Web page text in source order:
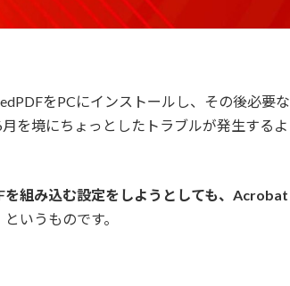
をPCにインストールし、その後必要な
を境にちょっとしたトラブルが発生するよ
組み込む設定をしようとしても、Acrobat
というものです。